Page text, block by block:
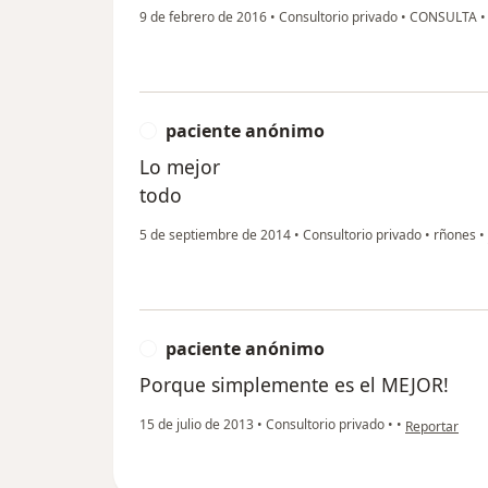
9 de febrero de 2016 • Consultorio privado • CONSULTA •
paciente anónimo
Lo mejor
todo
5 de septiembre de 2014 • Consultorio privado • rñones •
paciente anónimo
Porque simplemente es el MEJOR!
15 de julio de 2013 • Consultorio privado • • en opinión
Reportar